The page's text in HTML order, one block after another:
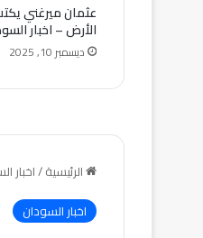
عثمان ميرغني
الأرض – اخبار
ديسمبر 10, 2025